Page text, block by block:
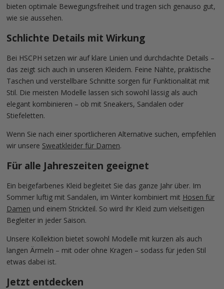
bieten optimale Bewegungsfreiheit und tragen sich genauso gut,
wie sie aussehen.
Schlichte Details mit Wirkung
Bei HSCPH setzen wir auf klare Linien und durchdachte Details –
das zeigt sich auch in unseren Kleidern. Feine Nähte, praktische
Taschen und verstellbare Schnitte sorgen für Funktionalität mit
Stil. Die meisten Modelle lassen sich sowohl lässig als auch
elegant kombinieren – ob mit Sneakers, Sandalen oder
Stiefeletten.
Wenn Sie nach einer sportlicheren Alternative suchen, empfehlen
wir unsere Sweatkleider für Damen.
Für alle Jahreszeiten geeignet
Ein beigefarbenes Kleid begleitet Sie das ganze Jahr über. Im
Sommer luftig mit Sandalen, im Winter kombiniert mit Hosen für
Damen und einem Strickteil. So wird Ihr Kleid zum vielseitigen
Begleiter in jeder Saison.
Unsere Kollektion bietet sowohl Modelle mit kurzen als auch
langen Ärmeln – mit oder ohne Kragen – sodass für jeden Stil
etwas dabei ist.
Jetzt entdecken